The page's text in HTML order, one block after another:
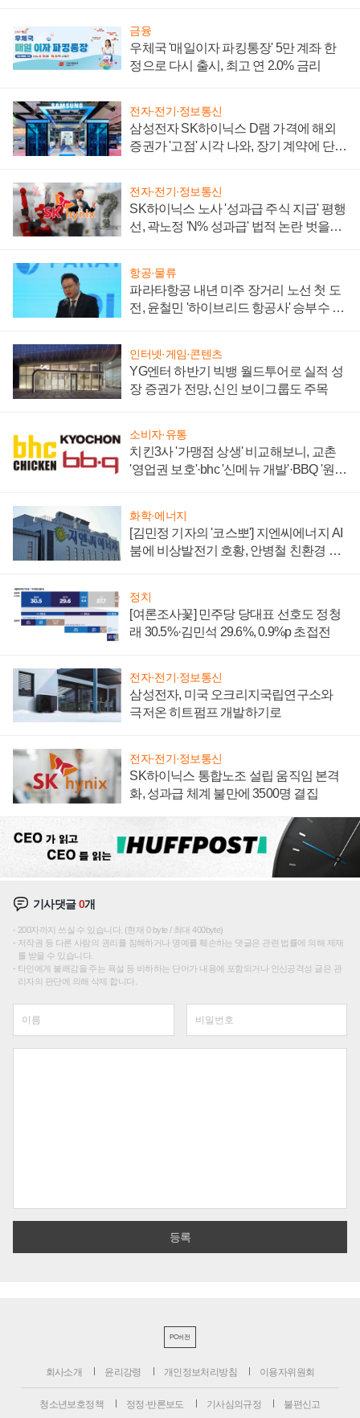
금융
우체국 '매일이자 파킹통장' 5만 계좌 한
정으로 다시 출시, 최고 연 2.0% 금리
전자·전기·정보통신
삼성전자 SK하이닉스 D램 가격에 해외
증권가 '고점' 시각 나와, 장기 계약에 단점
전자·전기·정보통신
SK하이닉스 노사 '성과급 주식 지급' 평행
선, 곽노정 'N% 성과급' 법적 논란 벗을지
항공·물류
파라타항공 내년 미주 장거리 노선 첫 도
전, 윤철민 '하이브리드 항공사' 승부수 통
인터넷·게임·콘텐츠
YG엔터 하반기 빅뱅 월드투어로 실적 성
장 증권가 전망, 신인 보이그룹도 주목
소비자·유통
치킨3사 '가맹점 상생' 비교해보니, 교촌
'영업권 보호'·bhc '신메뉴 개발'·BBQ '원가
화학·에너지
[김민정 기자의 '코스뽀'] 지엔씨에너지 AI
붐에 비상발전기 호황, 안병철 친환경 에
정치
[여론조사꽃] 민주당 당대표 선호도 정청
래 30.5%·김민석 29.6%, 0.9%p 초접전
전자·전기·정보통신
삼성전자, 미국 오크리지국립연구소와
극저온 히트펌프 개발하기로
전자·전기·정보통신
SK하이닉스 통합노조 설립 움직임 본격
화, 성과급 체계 불만에 3500명 결집
기사댓글0개
200자까지 쓰실 수 있습니다. (현재 0 byte / 최대 400byte)
저작권 등 다른 사람의 권리를 침해하거나 명예를 훼손하는 댓글은 관련 법률에 의해 제재
를 받을 수 있습니다.
타인에게 불쾌감을 주는 욕설 등 비하하는 단어가 내용에 포함되거나 인신공격성 글은 관
리자의 판단에 의해 삭제 합니다.
PC버전
회사소개 윤리강령 개인정보처리방침 이용자위원회
청소년보호정책 정정·반론보도 기사심의규정 불편신고